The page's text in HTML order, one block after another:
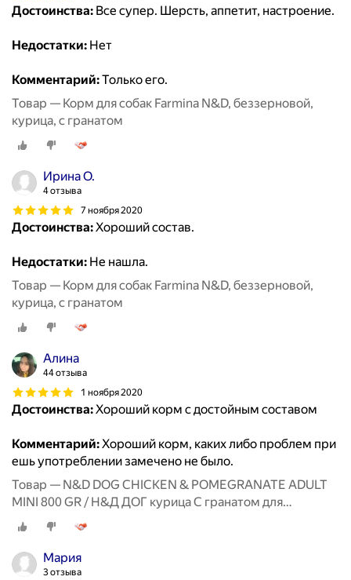
Достоинства: Все супер. Шерсть, аппетит, настроение.
Недостатки: Нет
Комментарий:Только его.
Товар — Корм для собак Farmina N&D, беззерновой,
курица, с гранатом
Ирина О.
4 отзыва
7 ноября 2020
Достоинства:Хороший состав.
Недостатки: Не нашла.
Товар — Корм для собак Farmina N&D, беззерновой,
курица, с гранатом
Алина
44 отзыва
1 ноября 2020
Достоинства:Хороший корм с достойным составом
Комментарий:Хороший корм, каких либо проблем при
ешь употреблении замечено не было.
Товар — N&D DOG CHICKEN & POMEGRANATE ADULT
MINI 800 GR / Н&Д ДОГ курица С гранатом для
взрослых собак мини 800 г
Мария
3 отзыва